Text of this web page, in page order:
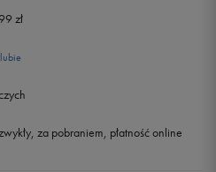
zł
za pobraniem, płatność online